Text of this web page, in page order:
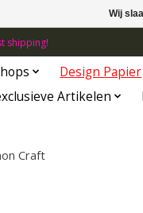
shipping!
Design Papier
Artikelen
Craft
Wij